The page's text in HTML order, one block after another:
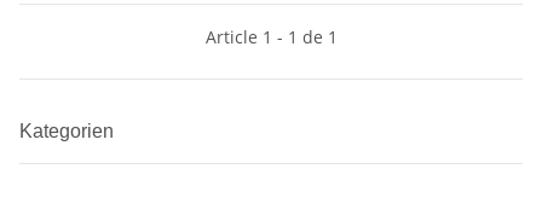
Article 1 - 1 de 1
Kategorien